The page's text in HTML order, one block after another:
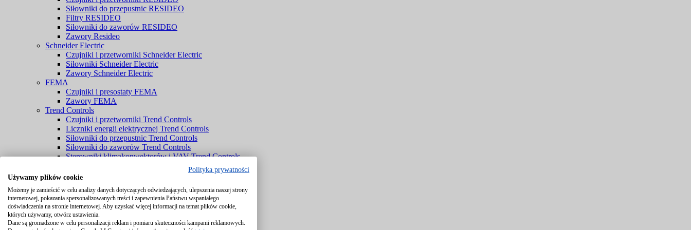
Siłowniki do przepustnic RESIDEO
Filtry RESIDEO
Siłowniki do zaworów RESIDEO
Zawory Resideo
Schneider Electric
Czujniki i przetworniki Schneider Electric
Siłowniki Schneider Electric
Zawory Schneider Electric
FEMA
Czujniki i presostaty FEMA
Zawory FEMA
Trend Controls
Czujniki i przetworniki Trend Controls
Liczniki energii elektrycznej Trend Controls
Siłowniki do przepustnic Trend Controls
Siłowniki do zaworów Trend Controls
Sterowniki klimakonwektorów i VAV Trend Controls
PENN® by Johnson Controls
Komponenty chłodnicze PENN® by Johnson Controls
Zawory PENN® by Johnson Controls
Braukmann
Czujniki Braukmann
Polityka prywatności
Używamy plików cookie
Możemy je zamieścić w celu analizy danych dotyczących odwiedzających, ulepszenia naszej strony
internetowej, pokazania spersonalizowanych treści i zapewnienia Państwu wspaniałego
doświadczenia na stronie internetowej. Aby uzyskać więcej informacji na temat plików cookie,
których używamy, otwórz ustawienia.
Dane są gromadzone w celu personalizacji reklam i pomiaru skuteczności kampanii reklamowych.